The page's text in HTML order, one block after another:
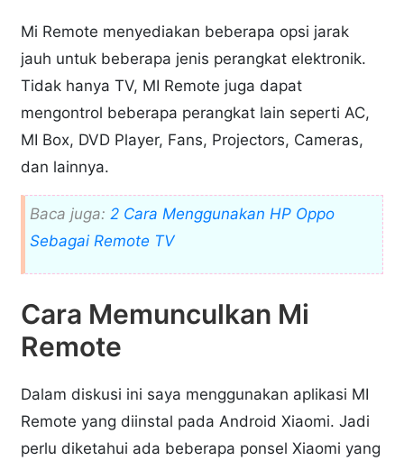
Mi Remote menyediakan beberapa opsi jarak
jauh untuk beberapa jenis perangkat elektronik.
Tidak hanya TV, MI Remote juga dapat
mengontrol beberapa perangkat lain seperti AC,
MI Box, DVD Player, Fans, Projectors, Cameras,
dan lainnya.
Baca juga: 2 Cara Menggunakan HP Oppo
Sebagai Remote TV
Cara Memunculkan Mi
Remote
Dalam diskusi ini saya menggunakan aplikasi MI
Remote yang diinstal pada Android Xiaomi. Jadi
perlu diketahui ada beberapa ponsel Xiaomi yang